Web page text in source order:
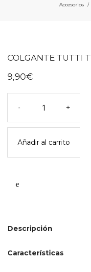
Accesorios /
COLGANTE TUTTI
9,90€
-
tutti
tinyly
djeco
cantidad
+
Añadir al carrito
Descripción
Características